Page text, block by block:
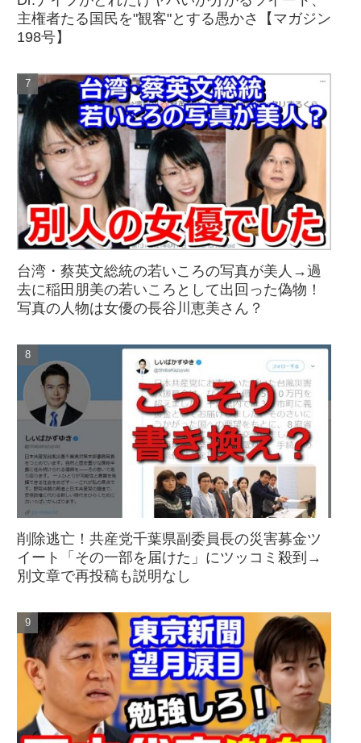
主権者たる国民を"観客"とする愚かさ【マガジン
198号】
台湾・蔡英文総統の若いころの写真が美人→過
去に稲田朋美の若いころとして出回った偽物！
写真の人物は女優の長谷川恵美さん？
削除逃亡！共産党千葉県副委員長の災害募金ツ
イート「その一部を届けた」にツッコミ殺到→
別文章で再投稿も説明なし